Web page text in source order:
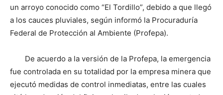
un arroyo conocido como “El Tordillo”, debido a que llegó
a los cauces pluviales, según informó la Procuraduría
Federal de Protección al Ambiente (Profepa).
De acuerdo a la versión de la Profepa, la emergencia
fue controlada en su totalidad por la empresa minera que
ejecutó medidas de control inmediatas, entre las cuales